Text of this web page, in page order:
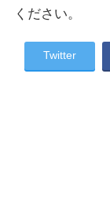
ください。
Twitter